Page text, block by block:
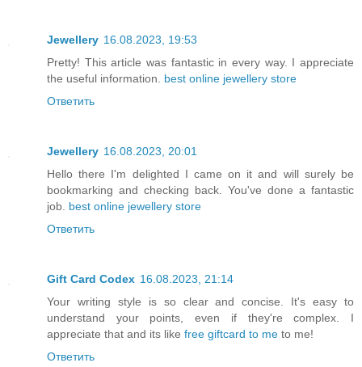
Jewellery 16.08.2023, 19:53
Pretty! This article was fantastic in every way. I appreciate
the useful information. best online jewellery store
Ответить
Jewellery 16.08.2023, 20:01
Hello there I'm delighted I came on it and will surely be
bookmarking and checking back. You've done a fantastic
job. best online jewellery store
Ответить
Gift Card Codex 16.08.2023, 21:14
Your writing style is so clear and concise. It's easy to
understand your points, even if they're complex. I
appreciate that and its like free giftcard to me to me!
Ответить